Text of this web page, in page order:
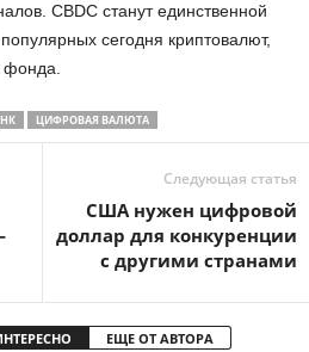
CBDC станут единственной
сегодня криптовалют,
фонда.
ЦИФРОВАЯ ВАЛЮТА
Следующая статья
США нужен цифровой
доллар для конкуренции
с другими странами
ЕЩЕ ОТ АВТОРА